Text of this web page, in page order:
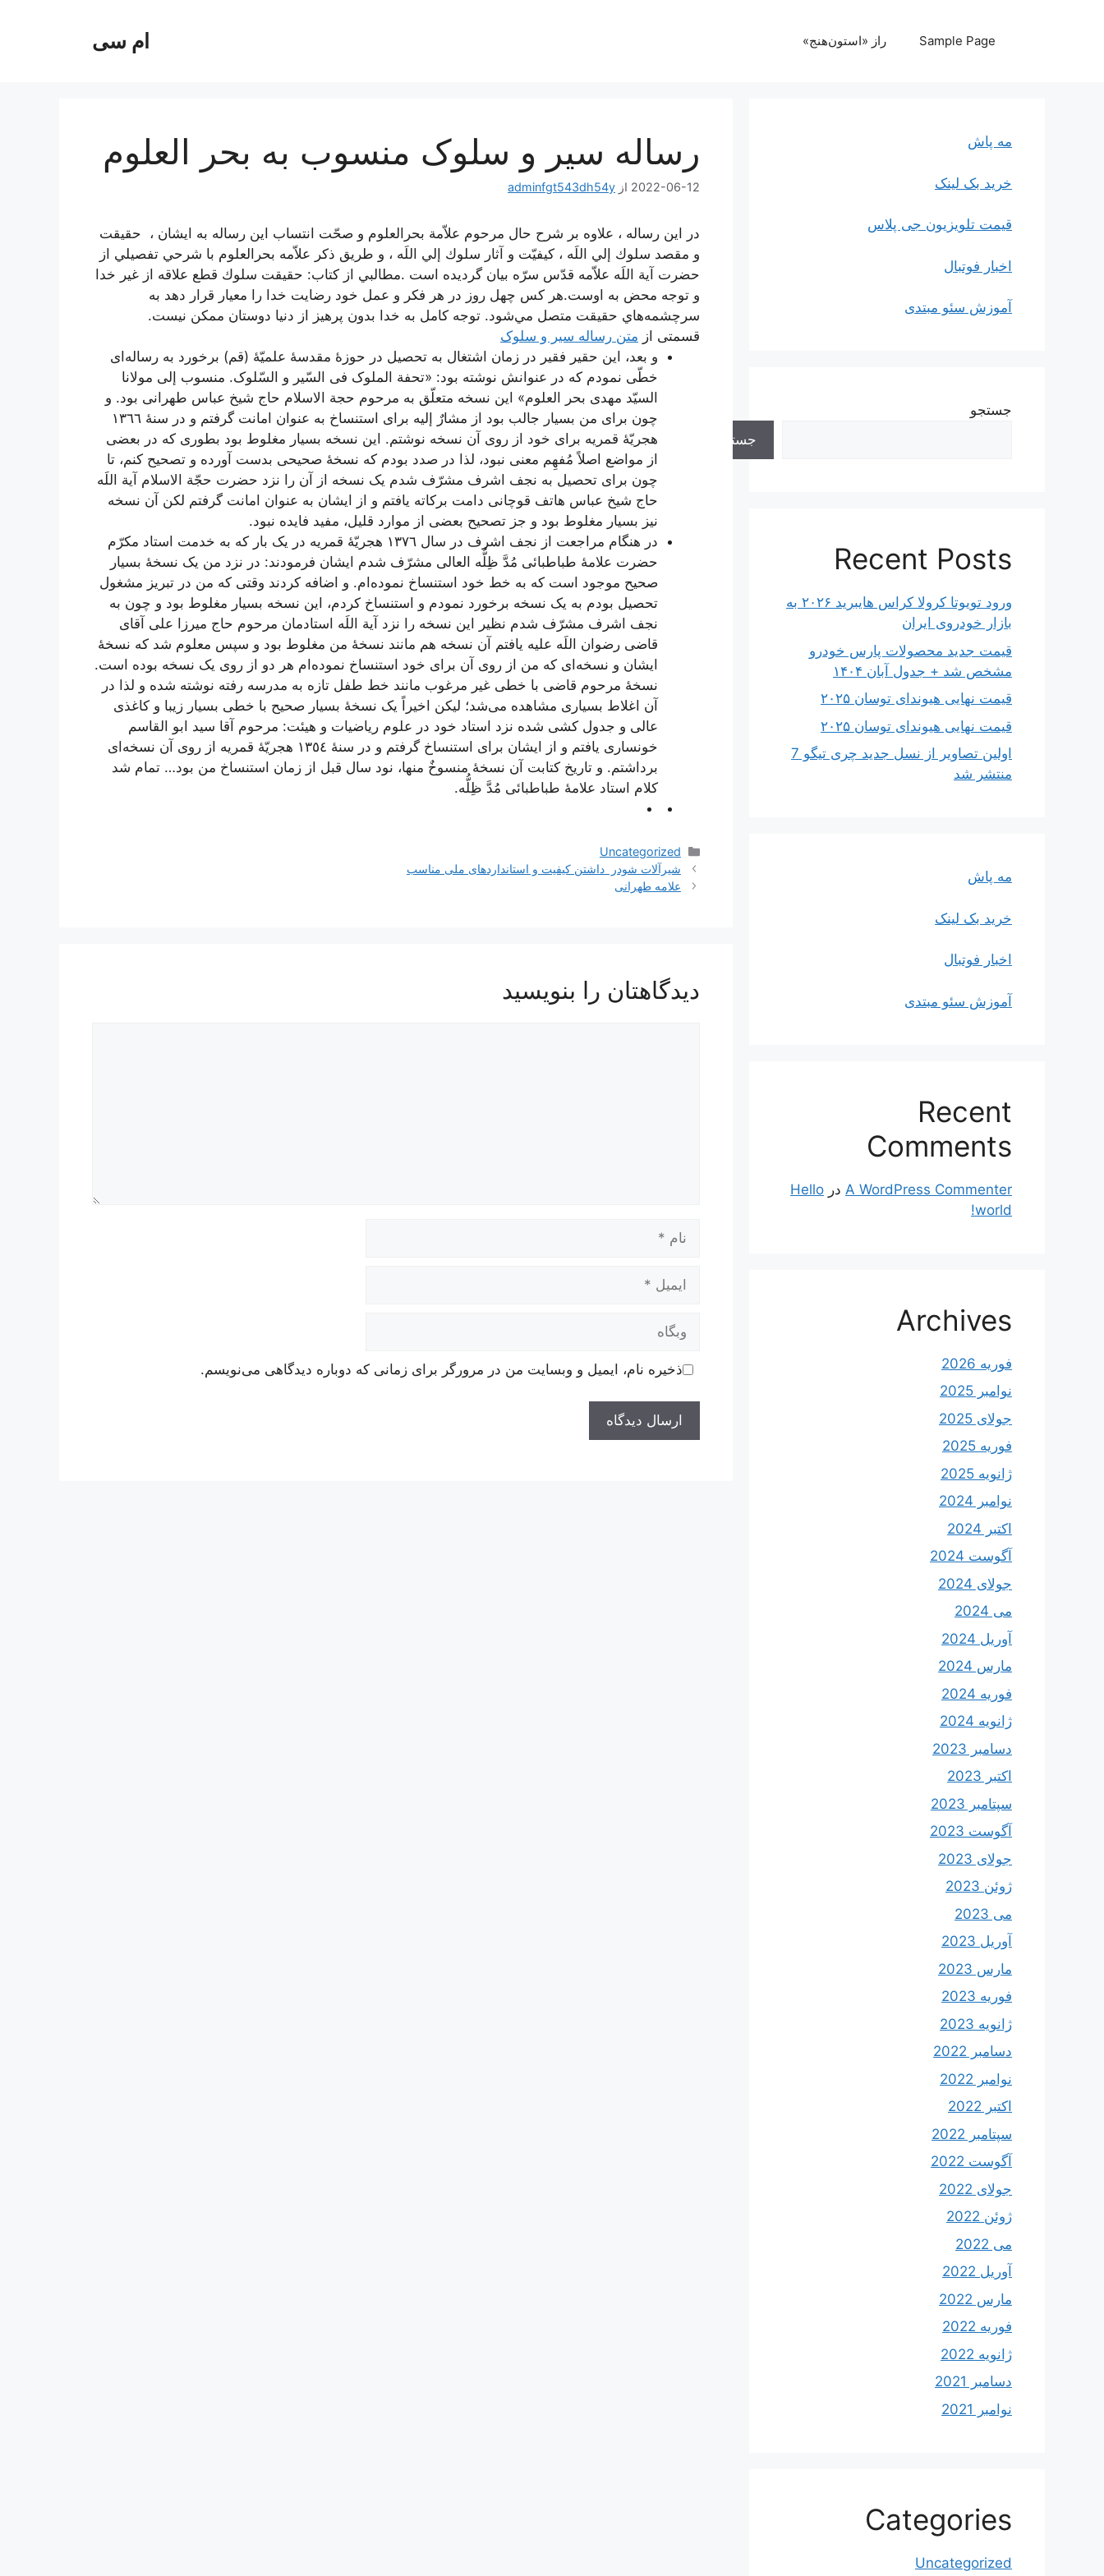
ام سی Sample Page راز «استون‌هنج»
رساله سیر و سلوک منسوب به بحر العلوم
2022-06-12 از adminfgt543dh54y
در اين‌ رساله‌ ، علاوه‌ بر شرح‌ حال‌ مرحوم‌ علاّمة‌ بحرالعلوم‌ و صحّت‌ انتساب‌ اين‌ رساله‌ به ايشان ، ‌ حقيقت‌
و مقصد سلوك‌ إلي‌ اللَه‌ ، كيفيّت‌ و آثار سلوك‌ إلي‌ اللَه ، و طريق‌ ذكر علاّمه بحرالعلوم با شرحي ‌تفصيلي‌ از
حضرت‌ آية‌ اللَه‌ علاّمه‌ قدّس‌ سرّه‌ بيان‌ گرديده‌ است‌ .مطالبي از كتاب: حقيقت سلوك قطع علاقه از غير خدا
و توجه محض به اوست.هر كس چهل روز در هر فكر و عمل خود رضايت خدا را معيار قرار دهد به
سرچشمه‌هاي حقيقت متصل مي‌شود. توجه كامل به خدا بدون پرهيز از دنيا دوستان ممكن نيست.
قسمتی از متن رساله سیر و سلوک
و بعد، این حقیر فقیر در زمان اشتغال به تحصیل در حوزۀ مقدسۀ علمیّۀ (قم) برخورد به رساله‌اى
خطّى نمودم که در عنوانش نوشته بود: «تحفة الملوک فی السّیر و السّلوک. منسوب إلى مولانا
السیّد مهدى بحر العلوم» این نسخه متعلّق به مرحوم حجة الاسلام حاج شیخ عباس طهرانى بود. و
چون براى من بسیار جالب بود از مشارٌ إلیه براى استنساخ به عنوان امانت گرفتم و در سنۀ ١٣٦٦
هجریّۀ قمریه براى خود از روى آن نسخه نوشتم. این نسخه بسیار مغلوط بود بطورى که در بعضى
از مواضع اصلاً مُفهِم معنى نبود، لذا در صدد بودم که نسخۀ صحیحى بدست آورده و تصحیح کنم، تا
چون براى تحصیل به نجف اشرف مشرّف شدم یک نسخه از آن را نزد حضرت حجّة الاسلام آیة اللَه
حاج شیخ عباس هاتف قوچانى دامت برکاته یافتم و از ایشان به عنوان امانت‌ گرفتم لکن آن نسخه
نیز بسیار مغلوط بود و جز تصحیح بعضى از موارد قلیل، مفید فایده نبود.
در هنگام مراجعت از نجف اشرف در سال ١٣٧٦ هجریّۀ قمریه در یک بار که به خدمت استاد مکرّم
حضرت علامۀ طباطبائى مُدَّ ظِلُّه العالى مشرّف شدم ایشان فرمودند: در نزد من یک نسخۀ بسیار
صحیح موجود است که به خط خود استنساخ نموده‌ام. و اضافه کردند وقتى که من در تبریز مشغول
تحصیل بودم به یک نسخه برخورد نمودم و استنساخ کردم، این نسخه بسیار مغلوط بود و چون به
نجف اشرف مشرّف شدم نظیر این نسخه را نزد آیة اللَه استادمان مرحوم حاج میرزا على آقاى
قاضى رضوان اللَه علیه یافتم آن نسخه هم مانند نسخۀ من مغلوط بود و سپس معلوم شد که نسخۀ
ایشان و نسخه‌اى که من از روى آن براى خود استنساخ نموده‌ام هر دو از روى یک نسخه بوده است.
نسخۀ مرحوم قاضى با خطى غیر مرغوب مانند خط طفل تازه به مدرسه رفته نوشته شده و لذا در
آن اغلاط بسیارى مشاهده مى‌شد؛ لیکن اخیراً یک نسخۀ بسیار صحیح با خطى بسیار زیبا و کاغذى
عالى و جدول کشى شده نزد استاد خود در علوم ریاضیات و هیئت: مرحوم آقا سید ابو القاسم
خونسارى یافتم و از ایشان براى استنساخ گرفتم و در سنۀ ١٣٥٤ هجریّۀ قمریه از روى آن نسخه‌اى
برداشتم. و تاریخ کتابت آن نسخۀ منسوخٌ منها، نود سال قبل از زمان استنساخ من بود… تمام شد
کلام استاد علامۀ طباطبائى مُدَّ ظِلُّه.
دسته‌ها
Uncategorized
شیرآلات شودر داشتن کیفیت و استانداردهای ملی مناسب
علامه طهرانی
دیدگاهتان را بنویسید
ایمیل
وبگاه
ذخیره نام، ایمیل و وبسایت من در مرورگر برای زمانی که دوباره دیدگاهی می‌نویسم.
مه پاش
خرید بک لینک
قیمت تلویزیون جی پلاس
اخبار فوتبال
آموزش سئو مبتدی
جستجو
جستجو
Recent Posts
ورود تویوتا کرولا کراس هایبرید ۲۰۲۶ به
بازار خودروی ایران
قیمت جدید محصولات پارس خودرو
مشخص شد + جدول آبان ۱۴۰۴
قیمت نهایی هیوندای توسان ۲۰۲۵
قیمت نهایی هیوندای توسان ۲۰۲۵
اولین تصاویر از نسل جدید چری تیگو 7
منتشر شد
مه پاش
خرید بک لینک
اخبار فوتبال
آموزش سئو مبتدی
Recent
Comments
A WordPress Commenter در Hello
world!
Archives
فوریه 2026
نوامبر 2025
جولای 2025
فوریه 2025
ژانویه 2025
نوامبر 2024
اکتبر 2024
آگوست 2024
جولای 2024
می 2024
آوریل 2024
مارس 2024
فوریه 2024
ژانویه 2024
دسامبر 2023
اکتبر 2023
سپتامبر 2023
آگوست 2023
جولای 2023
ژوئن 2023
می 2023
آوریل 2023
مارس 2023
فوریه 2023
ژانویه 2023
دسامبر 2022
نوامبر 2022
اکتبر 2022
سپتامبر 2022
آگوست 2022
جولای 2022
ژوئن 2022
می 2022
آوریل 2022
مارس 2022
فوریه 2022
ژانویه 2022
دسامبر 2021
نوامبر 2021
Categories
Uncategorized